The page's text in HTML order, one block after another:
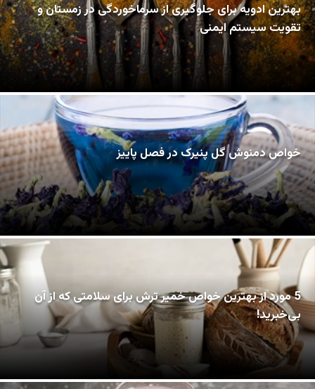
بهترین ادویه برای جلوگیری از سرماخوردگی در زمستان و
تقویت سیستم ایمنی
خواص دمنوش گل پنیرک در فصل پاییز
5 مورد از بهترین خواص خمیر ترش برای سلامتی که از آن
بی‌خبرید!